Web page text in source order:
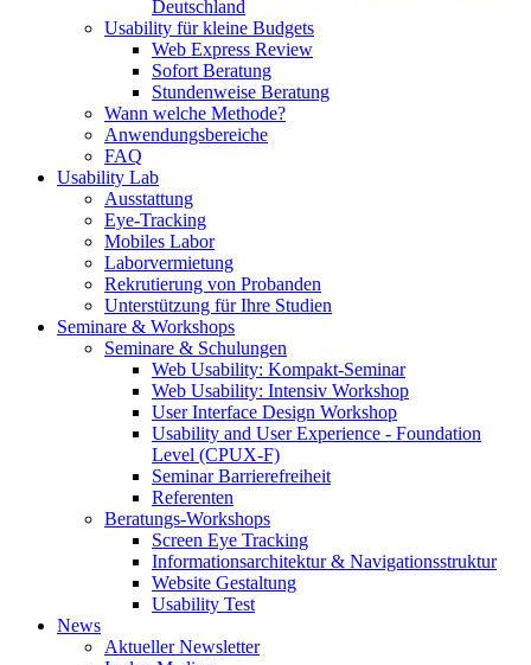
Deutschland
Usability für kleine Budgets
Web Express Review
Sofort Beratung
Stundenweise Beratung
Wann welche Methode?
Anwendungsbereiche
FAQ
Usability Lab
Ausstattung
Eye-Tracking
Mobiles Labor
Laborvermietung
Rekrutierung von Probanden
Unterstützung für Ihre Studien
Seminare & Workshops
Seminare & Schulungen
Web Usability: Kompakt-Seminar
Web Usability: Intensiv Workshop
User Interface Design Workshop
Usability and User Experience - Foundation
Level (CPUX-F)
Seminar Barrierefreiheit
Referenten
Beratungs-Workshops
Screen Eye Tracking
Informationsarchitektur & Navigationsstruktur
Website Gestaltung
Usability Test
News
Aktueller Newsletter